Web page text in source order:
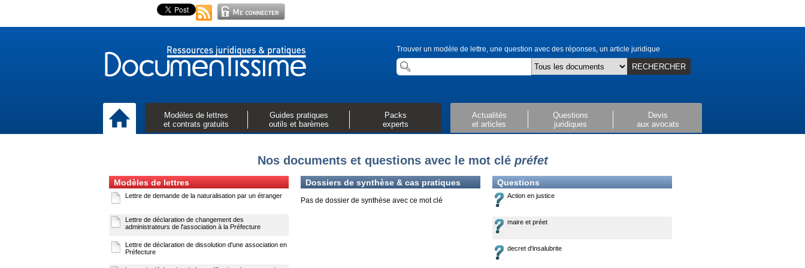
Trouver un modèle de lettre, une question avec des réponses, un article juridique
RECHERCHER
Modèles de lettres
et contrats gratuits
Guides pratiques
outils et barèmes
Packs
experts
Actualités
et articles
Questions
juridiques
Devis
aux avocats
Nos documents et questions avec le mot clé préfet
Modèles de lettres
Lettre de demande de la naturalisation par un étranger
Lettre de déclaration de changement des
administrateurs de l'association à la Préfecture
Lettre de déclaration de dissolution d'une association en
Préfecture
Dossiers de synthèse & cas pratiques
Pas de dossier de synthèse avec ce mot clé
Questions
Action en justice
maire et préet
decret d'insalubrite